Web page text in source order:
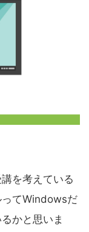
を考えている
ってWindowsだ
かと思いま